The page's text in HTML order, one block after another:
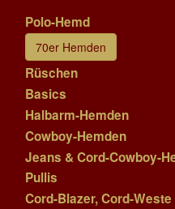
Polo-Hemd
70er Hemden
Rüschen
Basics
Halbarm-Hemden
Cowboy-Hemden
Jeans & Cord-Cowboy-
Pullis
Cord-Blazer, Cord-